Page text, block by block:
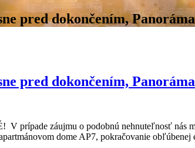
pred dokončením, Panoráma
pred dokončením, Panoráma
záujmu o podobnú nehnuteľnosť nás
dome AP7, pokračovanie